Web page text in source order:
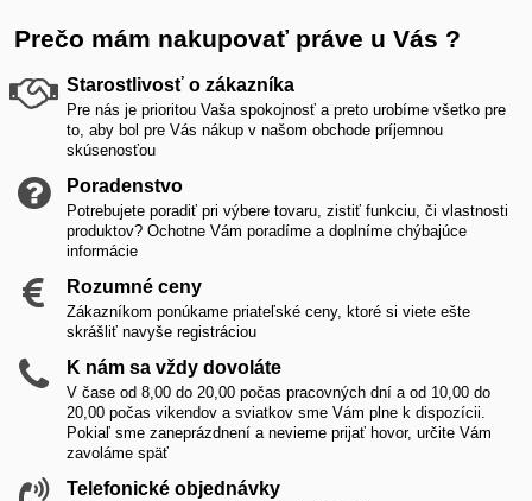
Prečo mám nakupovať práve u Vás ?
Starostlivosť o zákazníka
Pre nás je prioritou Vaša spokojnosť a preto urobíme všetko pre
to, aby bol pre Vás nákup v našom obchode príjemnou
skúsenosťou
Poradenstvo
Potrebujete poradiť pri výbere tovaru, zistiť funkciu, či vlastnosti
produktov? Ochotne Vám poradíme a doplníme chýbajúce
informácie
Rozumné ceny
Zákazníkom ponúkame priateľské ceny, ktoré si viete ešte
skrášliť navyše registráciou
K nám sa vždy dovoláte
V čase od 8,00 do 20,00 počas pracovných dní a od 10,00 do
20,00 počas vikendov a sviatkov sme Vám plne k dispozícii.
Pokiaľ sme zaneprázdnení a nevieme prijať hovor, určite Vám
zavoláme späť
Telefonické objednávky